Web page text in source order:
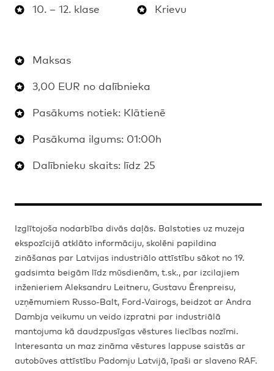
10. – 12. klase
Krievu
Maksas
3,00 EUR no dalībnieka
Pasākums notiek: Klātienē
Pasākuma ilgums: 01:00h
Dalībnieku skaits: līdz 25
Izglītojoša nodarbība divās daļās. Balstoties uz muzeja
ekspozīcijā atklāto informāciju, skolēni papildina
zināšanas par Latvijas industriālo attīstību sākot no 19.
gadsimta beigām līdz mūsdienām, t.sk., par izcilajiem
inženieriem Aleksandru Leitneru, Gustavu Ērenpreisu,
uzņēmumiem Russo-Balt, Ford-Vairogs, beidzot ar Andra
Dambja veikumu un veido izpratni par industriālā
mantojuma kā daudzpusīgas vēstures liecības nozīmi.
Interesanta un maz zināma vēstures lappuse saistās ar
autobūves attīstību Padomju Latvijā, īpaši ar slaveno RAF.